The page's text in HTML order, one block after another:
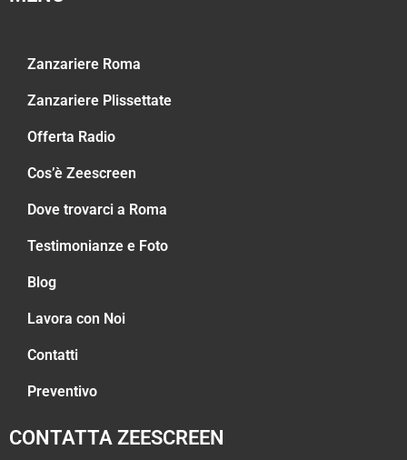
Zanzariere Roma
Zanzariere Plissettate
Offerta Radio
Cos’è Zeescreen
Dove trovarci a Roma
Testimonianze e Foto
Blog
Lavora con Noi
Contatti
Preventivo
CONTATTA ZEESCREEN